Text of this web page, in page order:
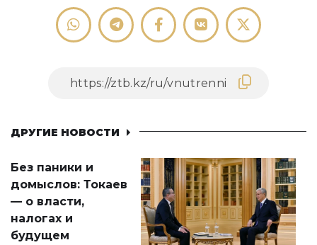
ДРУГИЕ НОВОСТИ
Без паники и
домыслов: Токаев
— о власти,
налогах и
будущем